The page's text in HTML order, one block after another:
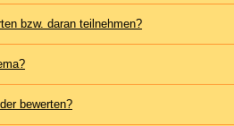
bzw. daran teilnehmen?
bewerten?